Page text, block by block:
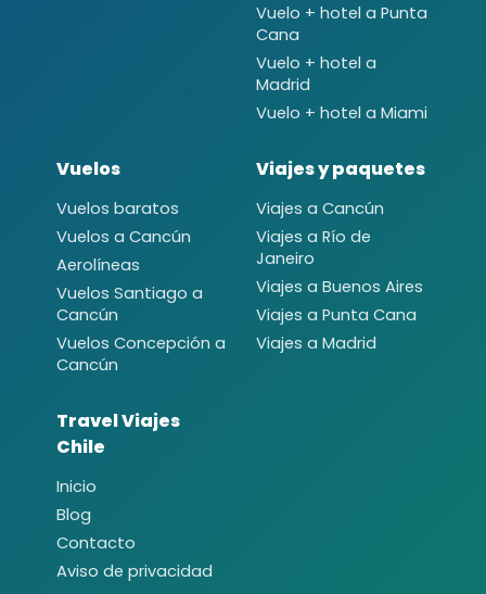
Vuelo + hotel a Punta
Cana
Vuelo + hotel a
Madrid
Vuelo + hotel a Miami
Vuelos
Vuelos baratos
Vuelos a Cancún
Aerolíneas
Vuelos Santiago a
Cancún
Vuelos Concepción a
Cancún
Viajes y paquetes
Viajes a Cancún
Viajes a Río de
Janeiro
Viajes a Buenos Aires
Viajes a Punta Cana
Viajes a Madrid
Travel Viajes
Chile
Inicio
Blog
Contacto
Aviso de privacidad